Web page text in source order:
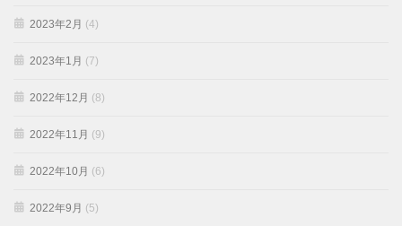
2023年2月 (4)
2023年1月 (7)
2022年12月 (8)
2022年11月 (9)
2022年10月 (6)
2022年9月 (5)